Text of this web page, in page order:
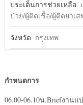
ประเด็นการช่วยเหลือ:
ป่วย/ผู้ติดเชื้อ/ผู้ติดยาเส
จังหวัด: กรุงเทพ
กำหนดการ
06.00-06.10น.Briefงาน